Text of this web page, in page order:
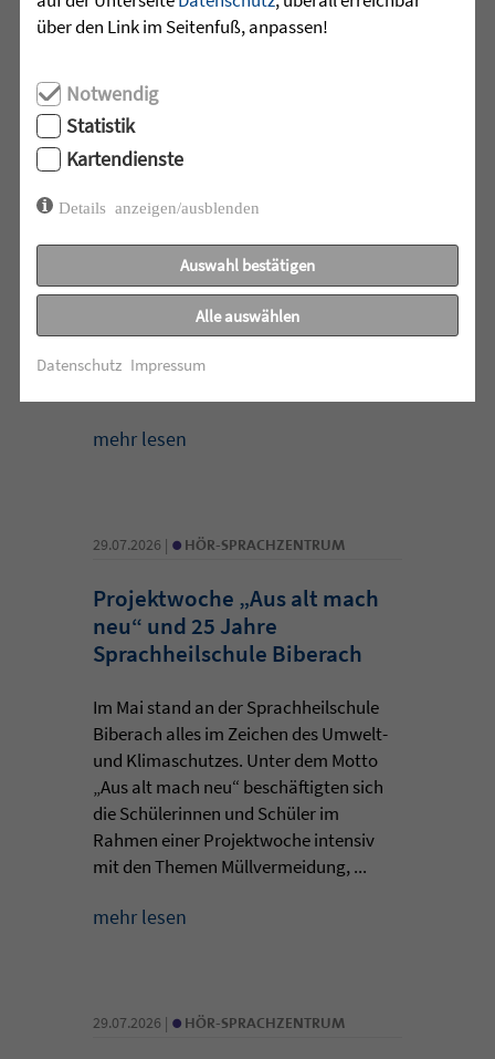
Wilhelmsdorf. ...
29.07.2026 |•
Vertrauen. Mehr braucht es
manchmal nicht.
Acht junge Menschen feierten Ende Juli
ihren erfolgreichen Abschluss der 10.
Klasse in der Jugendhilfeeinrichtung
mehr lesen
29.07.2026 | • HÖR-SPRACHZENTRUM
Projektwoche „Aus alt mach
neu“ und 25 Jahre
Sprachheilschule Biberach
Im Mai stand an der Sprachheilschule
Biberach alles im Zeichen des Umwelt-
und Klimaschutzes. Unter dem Motto
„Aus alt mach neu“ beschäftigten sich
die Schülerinnen und Schüler im
Rahmen einer Projektwoche intensiv
mit den Themen Müllvermeidung, ...
mehr lesen
29.07.2026 | • HÖR-SPRACHZENTRUM
über den Link im Seitenfuß, anpassen!
Notwendig
Statistik
Kartendienste
Details anzeigen/ausblenden
Auswahl bestätigen
Alle auswählen
Datenschutz Impressum